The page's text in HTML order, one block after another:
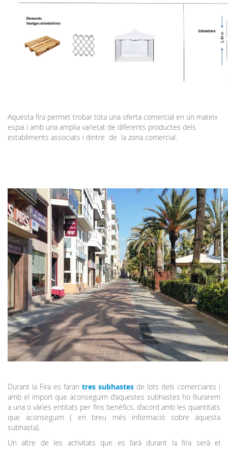
Aquesta fira permet trobar tota una oferta comercial en un mateix
espai i amb una amplia varietat de diferents productes dels
establiments associats i dintre de la zona comercial.
Durant la Fira es faran tres subhastes de lots dels comerciants i
amb el import que aconseguim d’aquestes subhastes ho lliurarem
a una o vàries entitats per fins benèfics, d’acord amb les quantitats
que aconseguim ( en breu més informació sobre aquesta
subhasta).
Un altre de les activitats que es farà durant la fira serà el